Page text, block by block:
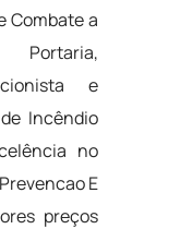
Combate a
e
Incêndio
no
E
preços